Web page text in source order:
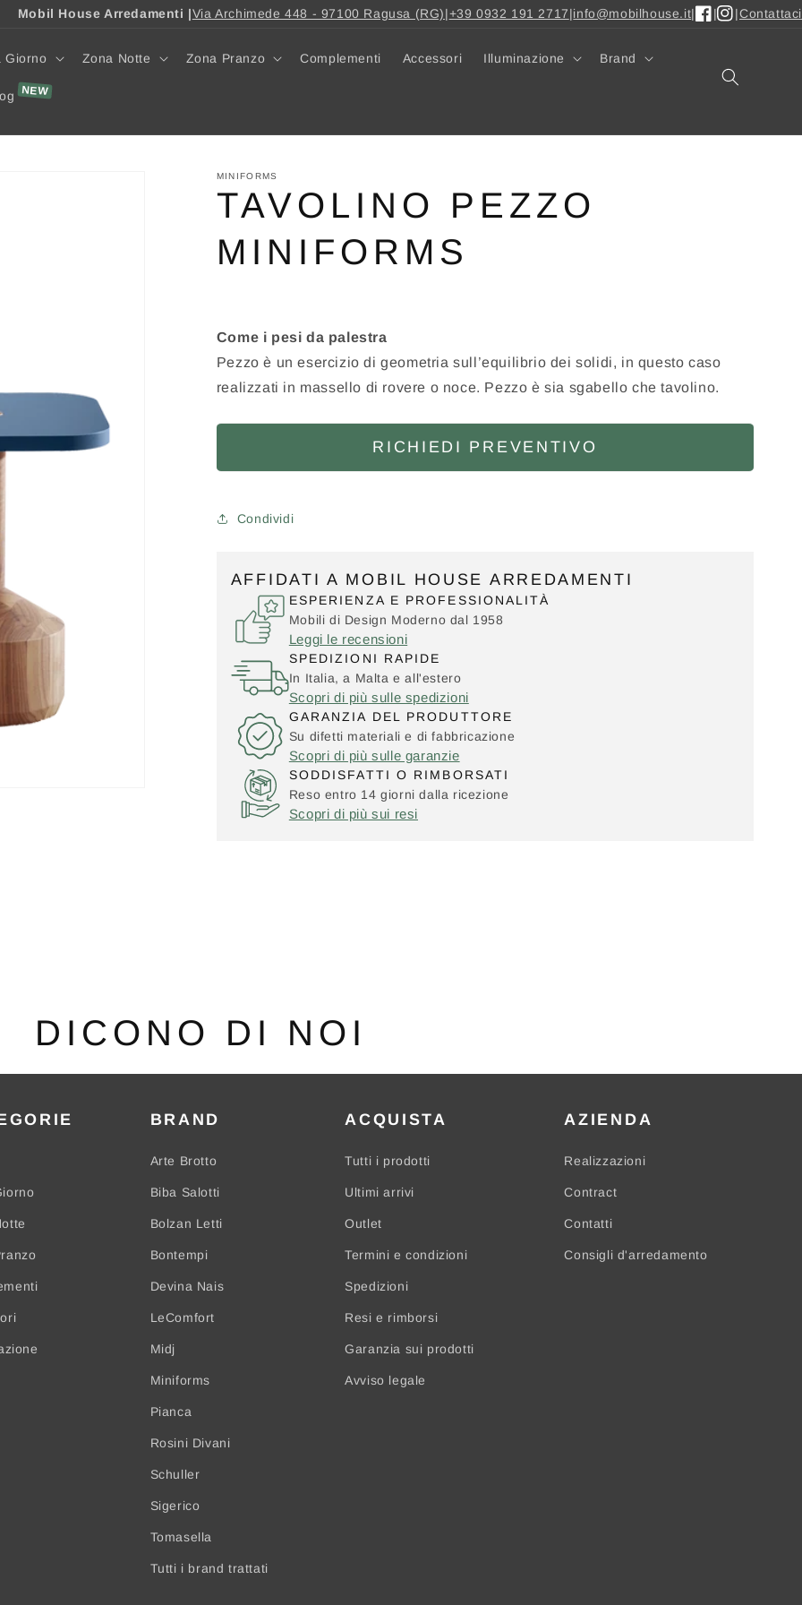
Mobil House Arredamenti |Via Archimede 448 - 97100 Ragusa (RG)|+39 0932 191 2717|info@mobilhouse.it|
|
|Contattaci
Giorno Zona Notte Zona Pranzo Complementi Accessori Illuminazione Brand
MINIFORMS
TAVOLINO PEZZO
MINIFORMS
Come i pesi da palestra
Pezzo è un esercizio di geometria sull’equilibrio dei solidi, in questo caso
realizzati in massello di rovere o noce. Pezzo è sia sgabello che tavolino.
RICHIEDI PREVENTIVO
Condividi
AFFIDATI A MOBIL HOUSE ARREDAMENTI
ESPERIENZA E PROFESSIONALITÀ
Mobili di Design Moderno dal 1958
Leggi le recensioni
SPEDIZIONI RAPIDE
In Italia, a Malta e all'estero
Scopri di più sulle spedizioni
GARANZIA DEL PRODUTTORE
Su difetti materiali e di fabbricazione
Scopri di più sulle garanzie
SODDISFATTI O RIMBORSATI
Reso entro 14 giorni dalla ricezione
Scopri di più sui resi
DICONO DI NOI
BRAND
Arte Brotto
Biba Salotti
Bolzan Letti
Bontempi
Devina Nais
LeComfort
Midj
Miniforms
Pianca
Rosini Divani
Schuller
Sigerico
Tomasella
Tutti i brand trattati
ACQUISTA
Tutti i prodotti
Ultimi arrivi
Outlet
Termini e condizioni
Spedizioni
Resi e rimborsi
Garanzia sui prodotti
Avviso legale
AZIENDA
Realizzazioni
Contract
Contatti
Consigli d'arredamento